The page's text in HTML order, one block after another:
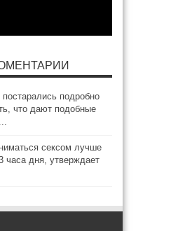
подробно
что дают подобные
сексом лучше
часа дня, утверждает